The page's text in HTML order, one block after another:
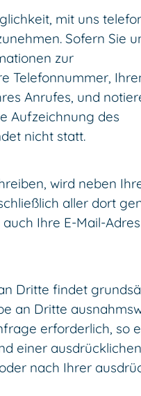
mit uns
Sofern Sie
zur
Telefonnummer,
Anrufes, und
Aufzeichnung des
nicht statt.
wird neben
aller dort
Ihre E-Mail-
Dritte findet
an Dritte
erforderlich, so
einer ausdrücklichen
nach Ihrer